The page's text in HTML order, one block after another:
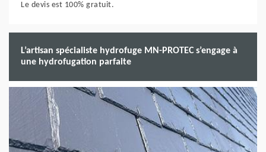
Le devis est 100% gratuit.
L’artisan spécialiste hydrofuge MN-PROTEC s’engage à
une hydrofugation parfaite